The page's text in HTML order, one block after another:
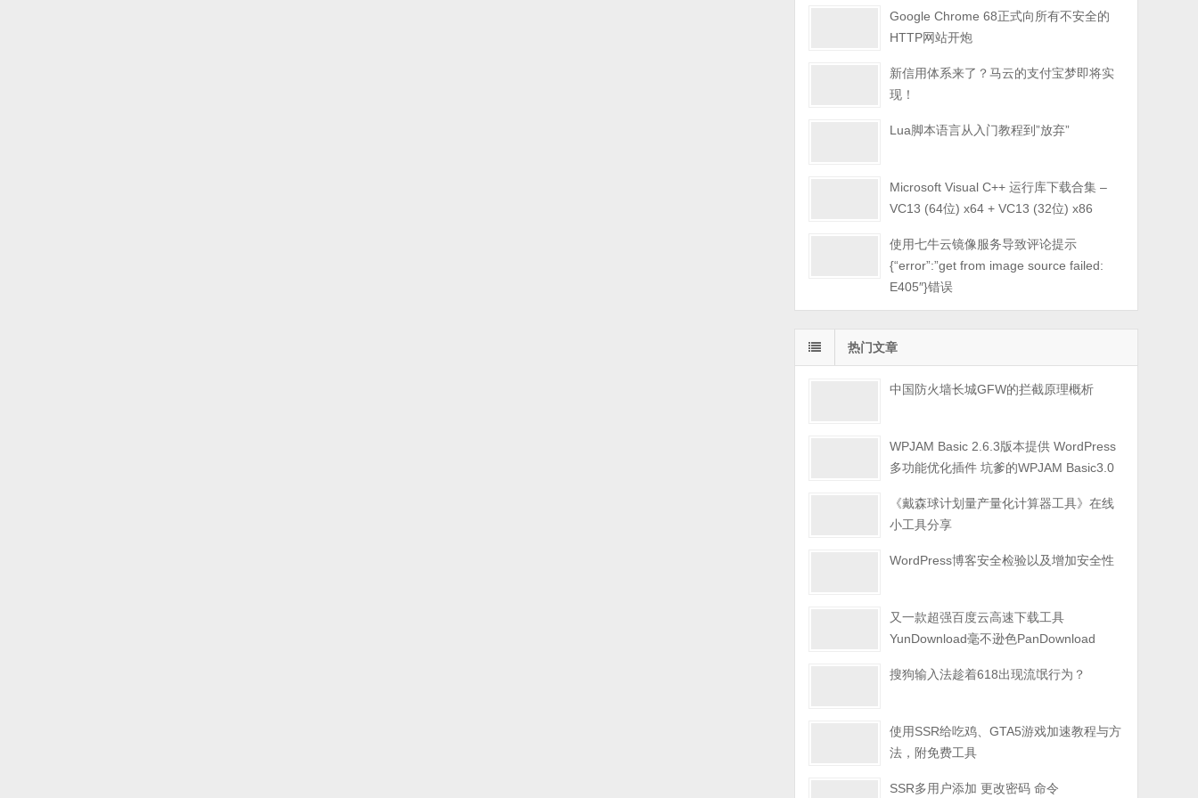
Google Chrome 68正式向所有不安全的
HTTP网站开炮
新信用体系来了？马云的支付宝梦即将实
现！
Lua脚本语言从入门教程到”放弃”
Microsoft Visual C++ 运行库下载合集 –
VC13 (64位) x64 + VC13 (32位) x86
使用七牛云镜像服务导致评论提示
{“error”:”get from image source failed:
E405″}错误
热门文章
中国防火墙长城GFW的拦截原理概析
WPJAM Basic 2.6.3版本提供 WordPress
多功能优化插件 坑爹的WPJAM Basic3.0
《戴森球计划量产量化计算器工具》在线
小工具分享
WordPress博客安全检验以及增加安全性
又一款超强百度云高速下载工具
YunDownload毫不逊色PanDownload
搜狗输入法趁着618出现流氓行为？
使用SSR给吃鸡、GTA5游戏加速教程与方
法，附免费工具
SSR多用户添加 更改密码 命令